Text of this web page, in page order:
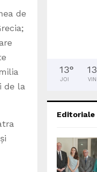
de
de la
13°
JOI
13
VIN
Editoriale